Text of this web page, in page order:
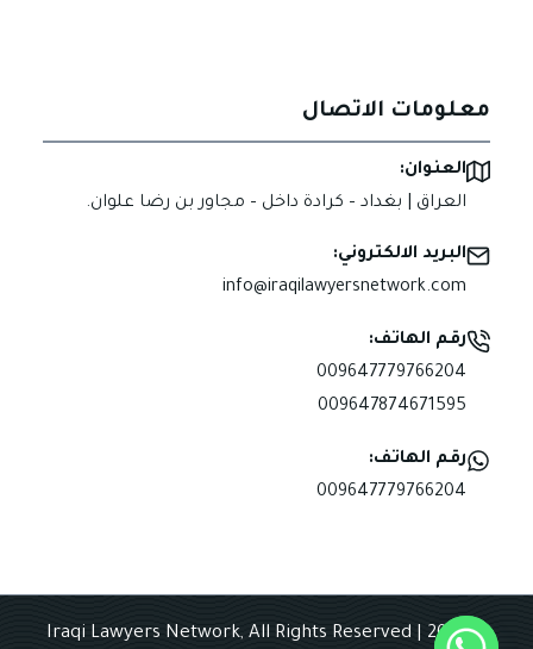
معلومات الاتصال
العنوان:
العراق | بغداد – كرادة داخل – مجاور بن رضا علوان.
البريد الالكتروني:
info@iraqilawyersnetwork.com
رقم الهاتف:
009647779766204
009647874671595
رقم الهاتف:
009647779766204
© 2025 Iraqi Lawyers Network, All Rights Reserved |